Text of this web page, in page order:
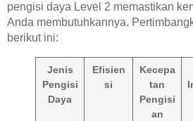
pengisi daya Level 2 memastikan
Anda membutuhkannya.
berikut ini:
Jenis
Pengisi
Daya
Efisien
si
Kecepa
tan
Pengisi
an